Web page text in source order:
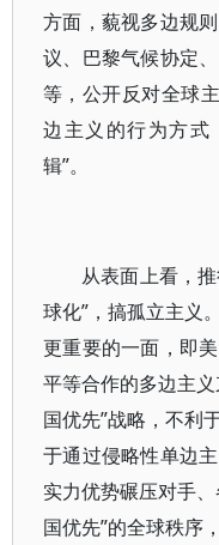
方面，藐视多边规
议、巴黎气候协定
等，公开反对全球
边主义的行为方式
辑”。
从表面上看，
球化”，搞孤立主义
更重要的一面，即
平等合作的多边主
国优先”战略，不利
于通过侵略性单边
实力优势碾压对手
国优先”的全球秩序